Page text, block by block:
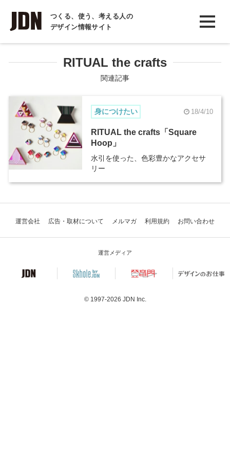
つくる、使う、考える人の
デザイン情報サイト
INTERVIEW
インタビュー
REPORT
COLUMN
コラム
RITUAL the crafts
関連記事
身につけたい 18/4/10
RITUAL the crafts「Square
Hoop」
水引を使った、色彩豊かなアクセサ
リー
運営会社 広告・取材について メルマガ 利用規約 お問い合わせ
運営メディア
© 1997-2026 JDN Inc.